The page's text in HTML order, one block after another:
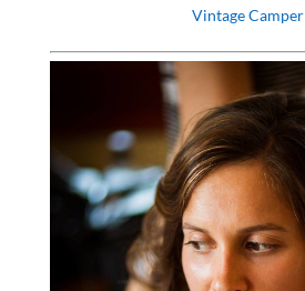
Vintage Camper